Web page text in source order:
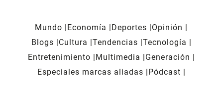
Mundo Economía Deportes
Opinión
Blogs
Cultura Tendencias Tecnología
Entretenimiento
Multimedia
Generación
Especiales marcas aliadas
Pódcast